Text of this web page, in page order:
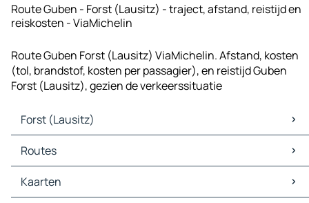
Route Guben - Forst (Lausitz) - traject, afstand, reistijd en
reiskosten - ViaMichelin
Route Guben Forst (Lausitz) ViaMichelin. Afstand, kosten
(tol, brandstof, kosten per passagier), en reistijd Guben
Forst (Lausitz), gezien de verkeerssituatie
Forst (Lausitz)
Forst (Lausitz) Kaarten
Forst (Lausitz) Verkeer
Forst (Lausitz) Hotels
Forst (Lausitz) Restaurants
Routes
Routes Forst (Lausitz) - Cottbus
Routes Forst (Lausitz) - Żary
Kaarten